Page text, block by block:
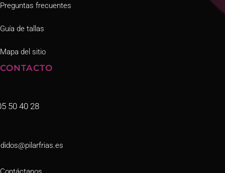
Preguntas frecuentes
Guía de tallas
Mapa del sitio
CONTACTO
50 40 28